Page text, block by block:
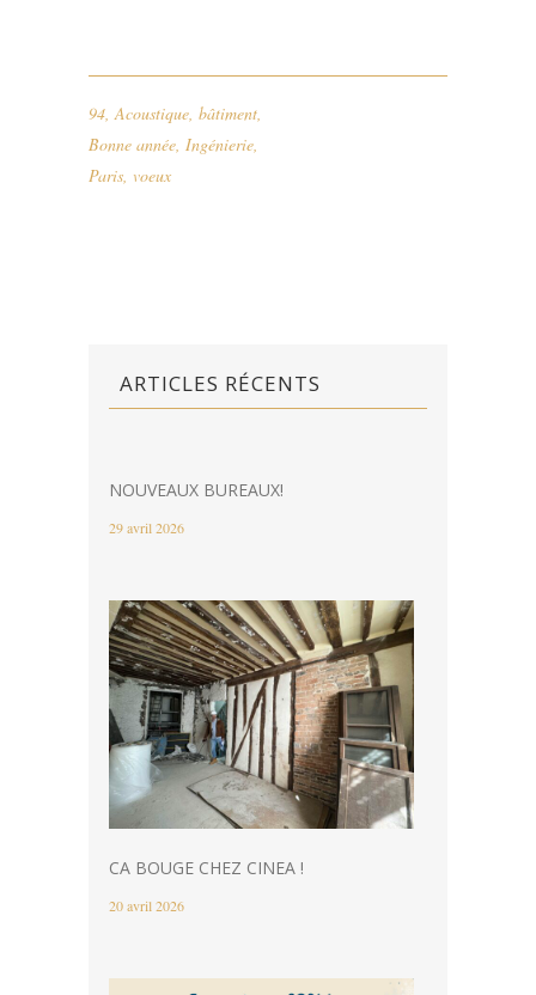
94 Acoustique bâtiment
Bonne année Ingénierie
Paris voeux
ARTICLES RÉCENTS
NOUVEAUX BUREAUX!
29 avril 2026
CA BOUGE CHEZ CINEA !
20 avril 2026